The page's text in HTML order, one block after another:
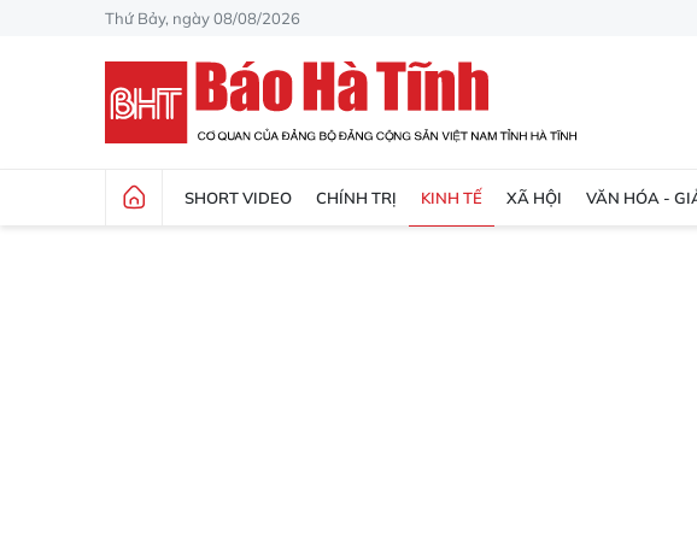
Thứ Bảy, ngày 08/08/2026
SHORT VIDEO CHÍNH TRỊ KINH TẾ XÃ HỘI VĂN HÓA -